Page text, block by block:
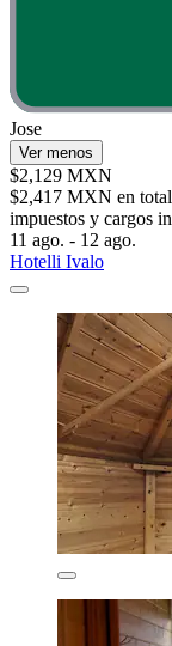
Jose
Ver menos
$2,129 MXN
$2,417 MXN en total
impuestos y cargos
11 ago. - 12 ago.
Hotelli Ivalo